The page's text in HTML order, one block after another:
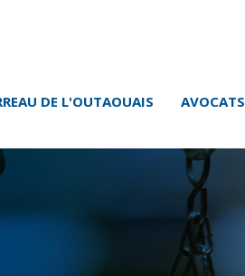
DE L'OUTAOUAIS AVOCATS